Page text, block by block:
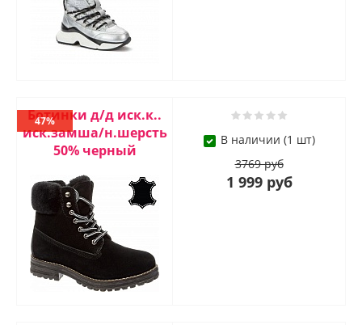
Ботинки д/д иск.к..
иск.замша/н.шерсть
50% черный
47%
В наличии (1 шт)
3769 руб
1 999 руб